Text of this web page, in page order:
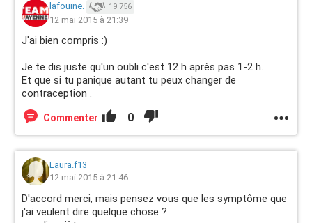
lafouine. 19 756
12 mai 2015 à 21:39
J'ai bien compris :)
Je te dis juste qu'un oubli c'est 12 h après pas 1-2 h.
Et que si tu panique autant tu peux changer de
contraception .
Commenter 0
Laura.f13
12 mai 2015 à 21:46
D'accord merci, mais pensez vous que les symptôme que
j'ai veulent dire quelque chose ?